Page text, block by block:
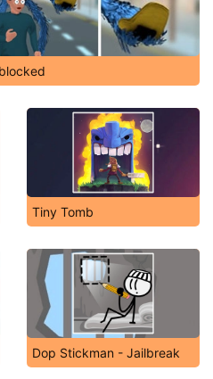
Tiny Tomb
Dop Stickman - Jailbreak